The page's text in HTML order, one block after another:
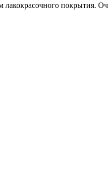
лакокрасочного